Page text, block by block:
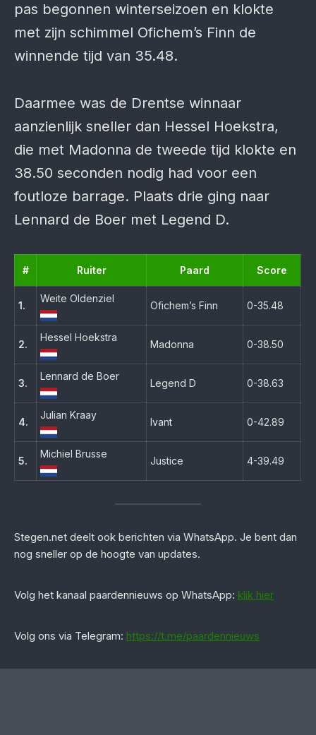
pas begonnen winterseizoen en klokte
met zijn schimmel Ofichem’s Finn de
winnende tijd van 35.48.
Daarmee was de Drentse winnaar
aanzienlijk sneller dan Hessel Hoekstra,
die met Madonna de tweede tijd klokte en
38.50 seconden nodig had voor een
foutloze barrage. Plaats drie ging naar
Lennard de Boer met Legend D.
# Ruiter Paard Score
1.
Weite Oldenziel
Ofichem’s Finn 0-35.48
2.
Hessel Hoekstra
Madonna 0-38.50
3.
Lennard de Boer
Legend D 0-38.63
4.
Julian Kraay
Ivant 0-42.89
5.
Michiel Brusse
Justice 4-39.49
Stegen.net deelt ook berichten via WhatsApp. Je bent dan
nog sneller op de hoogte van updates.
‎Volg het kanaal paardennieuws op WhatsApp: klik hier
Volg ons via Telegram: https://t.me/paardennieuws